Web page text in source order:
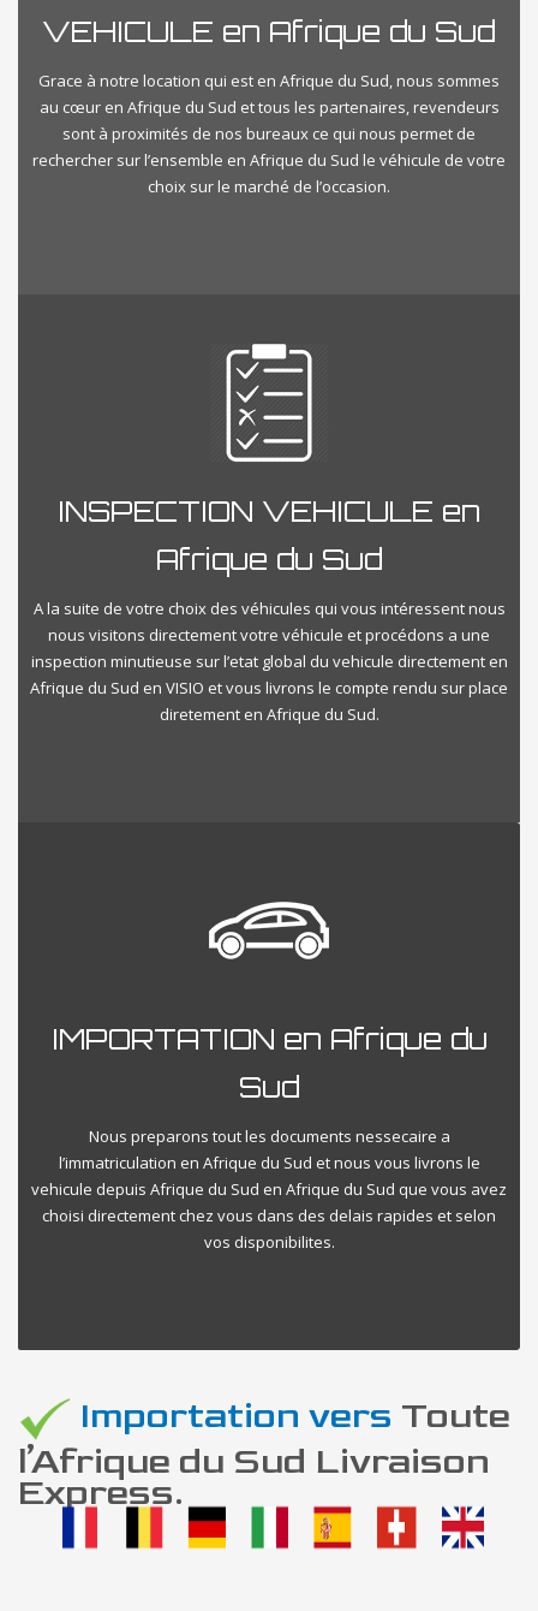
VEHICULE en Afrique du Sud
Grace à notre location qui est en Afrique du Sud, nous sommes
au cœur en Afrique du Sud et tous les partenaires, revendeurs
sont à proximités de nos bureaux ce qui nous permet de
rechercher sur l’ensemble en Afrique du Sud le véhicule de votre
choix sur le marché de l’occasion.
INSPECTION VEHICULE en
Afrique du Sud
A la suite de votre choix des véhicules qui vous intéressent nous
nous visitons directement votre véhicule et procédons a une
inspection minutieuse sur l’etat global du vehicule directement en
Afrique du Sud en VISIO et vous livrons le compte rendu sur place
diretement en Afrique du Sud.
IMPORTATION en Afrique du
Sud
Nous preparons tout les documents nessecaire a
l’immatriculation en Afrique du Sud et nous vous livrons le
vehicule depuis Afrique du Sud en Afrique du Sud que vous avez
choisi directement chez vous dans des delais rapides et selon
vos disponibilites.
Importation vers Toute
l’Afrique du Sud Livraison
Express.